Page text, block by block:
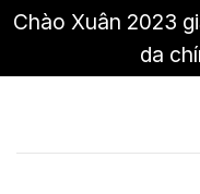
Chào Xuân 2023
da
content